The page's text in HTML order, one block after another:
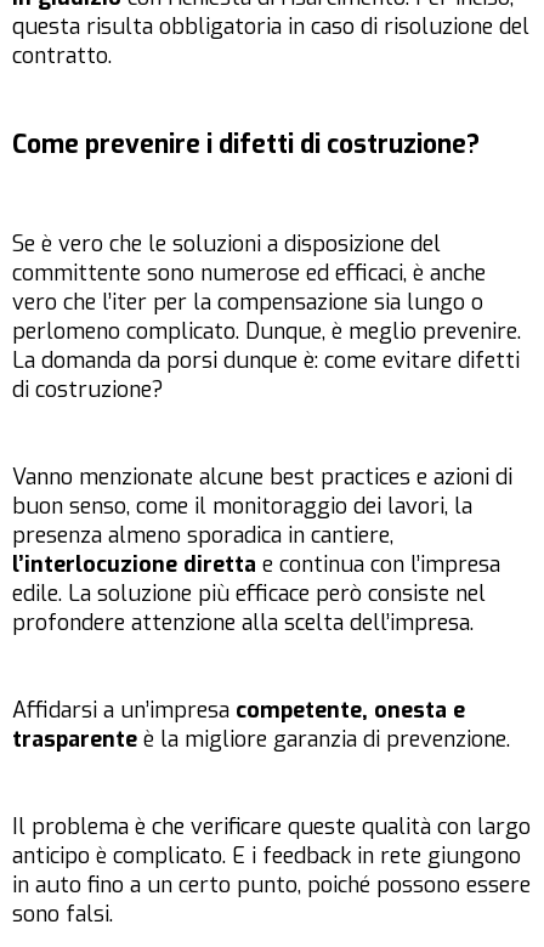
questa risulta obbligatoria in caso di risoluzione del
contratto.
Come prevenire i difetti di costruzione?
Se è vero che le soluzioni a disposizione del
committente sono numerose ed efficaci, è anche
vero che l’iter per la compensazione sia lungo o
perlomeno complicato. Dunque, è meglio prevenire.
La domanda da porsi dunque è: come evitare difetti
di costruzione?
Vanno menzionate alcune best practices e azioni di
buon senso, come il monitoraggio dei lavori, la
presenza almeno sporadica in cantiere,
l’interlocuzione diretta e continua con l’impresa
edile. La soluzione più efficace però consiste nel
profondere attenzione alla scelta dell’impresa.
Affidarsi a un’impresa competente, onesta e
trasparente è la migliore garanzia di prevenzione.
Il problema è che verificare queste qualità con largo
anticipo è complicato. E i feedback in rete giungono
in auto fino a un certo punto, poiché possono essere
sono falsi.